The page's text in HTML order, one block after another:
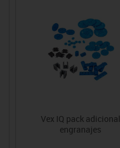
Vex IQ pack adicional
engranajes